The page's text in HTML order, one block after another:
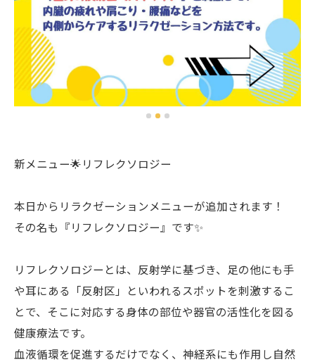
新メニュー🌟リフレクソロジー
本日からリラクゼーションメニューが追加されます！
その名も『リフレクソロジー』です✨
リフレクソロジーとは、反射学に基づき、足の他にも手
や耳にある「反射区」といわれるスポットを刺激するこ
とで、そこに対応する身体の部位や器官の活性化を図る
健康療法です。
血液循環を促進するだけでなく、神経系にも作用し自然